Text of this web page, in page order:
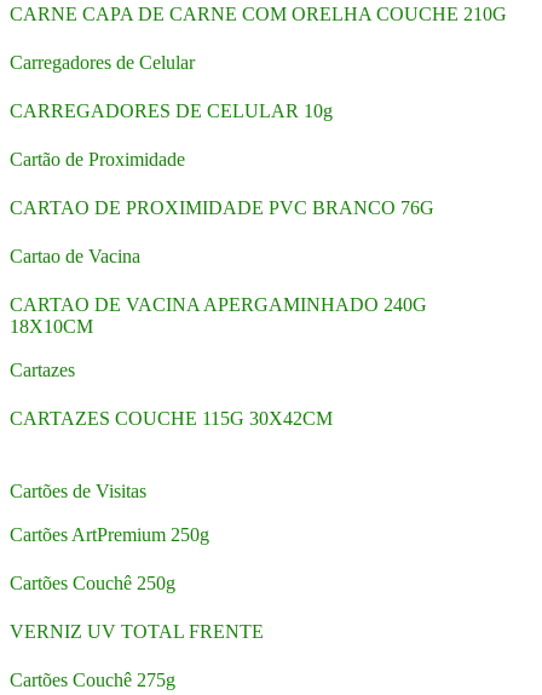
CARNE CAPA DE CARNE COM ORELHA COUCHE 210G
Carregadores de Celular
CARREGADORES DE CELULAR 10g
Cartão de Proximidade
CARTAO DE PROXIMIDADE PVC BRANCO 76G
Cartao de Vacina
CARTAO DE VACINA APERGAMINHADO 240G
18X10CM
Cartazes
CARTAZES COUCHE 115G 30X42CM
Cartões de Visitas
Cartões ArtPremium 250g
Cartões Couchê 250g
VERNIZ UV TOTAL FRENTE
Cartões Couchê 275g